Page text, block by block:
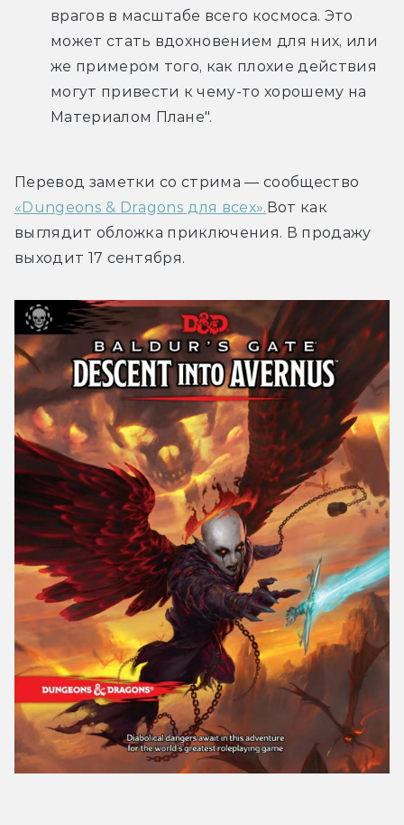
врагов в масштабе всего космоса. Это
может стать вдохновением для них, или
же примером того, как плохие действия
могут привести к чему-то хорошему на
Материалом Плане".
«Dungeons & Dragons для всех».Вот как
выглядит обложка приключения. В продажу
выходит 17 сентября.